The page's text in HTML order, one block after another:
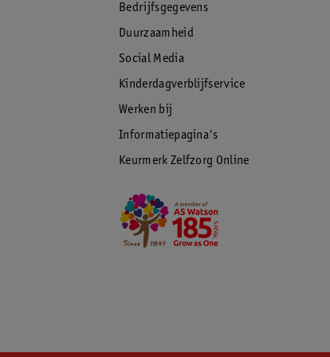
Bedrijfsgegevens
Duurzaamheid
Social Media
Kinderdagverblijfservice
Werken bij
Informatiepagina's
Keurmerk Zelfzorg Online